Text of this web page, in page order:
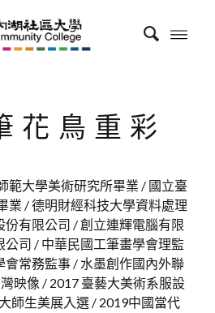
花鳥重彩
範大學美術研究所畢業 / 國立臺
業 / 德明財經科技大學資料處理
份有限公司 / 創立連輝電腦有限
公司 / 中華民國工筆畫學會理監
會常務監事 / 水墨創作國內外聯
映像 / 2017 臺藝大美術系服設
師生美展入選 / 2019中國當代